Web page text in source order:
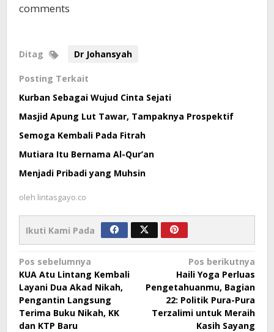
comments
Ditag Dr Johansyah
Posting Terkait
Kurban Sebagai Wujud Cinta Sejati
Masjid Apung Lut Tawar, Tampaknya Prospektif
Semoga Kembali Pada Fitrah
Mutiara Itu Bernama Al-Qur’an
Menjadi Pribadi yang Muhsin
oleh lintasgayo.co
Ikuti Kami Pada
Navigasi
pos
Pos sebelumnya
KUA Atu Lintang Kembali
Layani Dua Akad Nikah,
Pengantin Langsung
Terima Buku Nikah, KK
dan KTP Baru
Pos berikutnya
Haili Yoga Perluas
Pengetahuanmu, Bagian
22: Politik Pura-Pura
Terzalimi untuk Meraih
Kasih Sayang